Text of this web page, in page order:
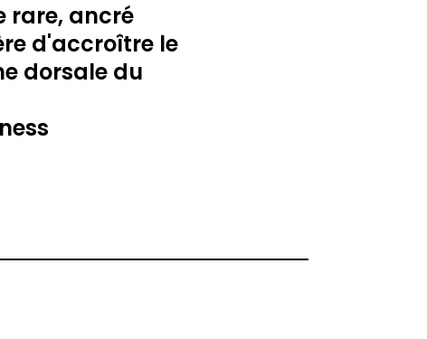
rare, ancré
d'accroître le
dorsale du